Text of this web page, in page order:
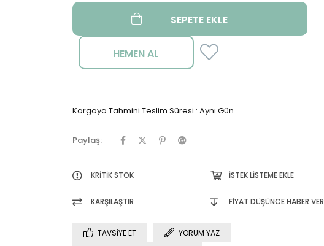
Kargoya Tahmini Teslim Süresi : Aynı Gün
Paylaş:
KRITIK STOK İSTEK LISTEME EKLE
KARŞILAŞTIR FIYAT DÜŞÜNCE HABER VER
TAVSIYE ET
YORUM YAZ